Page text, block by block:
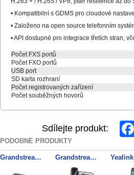
• Kompatibilní s GDMS pro cloudové
• Založeno na open source telefonním
• API dostupné pro integrace třetích stran,
Počet FXS portů
Počet FXO portů
USB port
SD karta rozhraní
Počet registrovaných zařízení
Počet souběžných hovorů
Sdílejte produkt:
PODOBNÉ PRODUKTY
Grandstream DP750 SIP DECT základnová stanice Grandstream GXP1625 SIP telefon